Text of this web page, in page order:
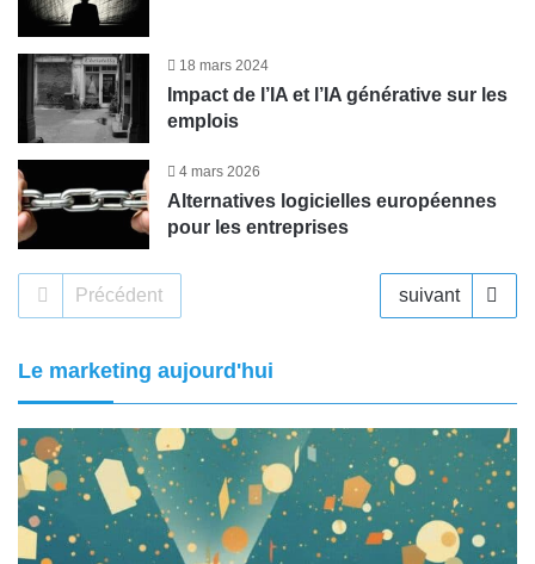
18 mars 2024
Impact de l’IA et l’IA générative sur les
emplois
4 mars 2026
Alternatives logicielles européennes
pour les entreprises
Précédent suivant
Le marketing aujourd'hui